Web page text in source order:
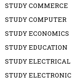
STUDY COMMERCE
STUDY COMPUTER
STUDY ECONOMICS
STUDY EDUCATION
STUDY
STUDY